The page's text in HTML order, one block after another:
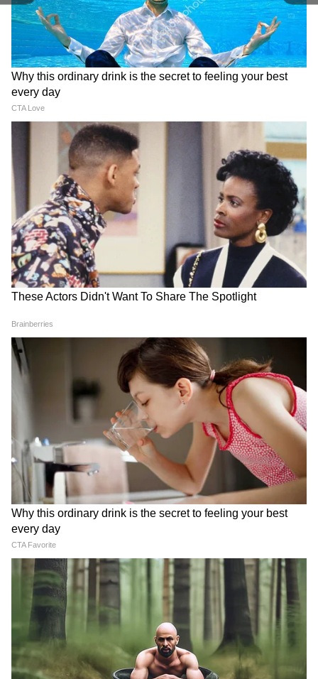
RECOMMENDED STORIES
Teej Mahotsav 2026: CM रेखा
गुप्ता संग तीज के रंग में रंगा दिल्ली
हाट
Dharmendra Pradhan: NEET
विवाद पर इस्तीफ़ा देने को तैयार था,
बोले- 'Gen Z को गुमराह करने की
Kanwar Yatra 2026: दिल्ली में
120 डेसिबल पर गूंज रहे कांवड़ियों
के DJ, नियम-कानून 'म्यूट' पर?
Weather Forecast 9 August
2026: दिल्ली-NCR समेत 7 राज्यों
में बदलेगा मौसम, बारिश-आंधी और
बिजली गिरने का अलर्ट
IIT Delhi में PM Modi के कार्यक्रम पर भड़क
गए Owaisi, 'सिर झुकाने' पर उठाए सवाल
Gwalior में बहनों की हिम्मत के आगे पस्त हुआ
Snatcher, हर लड़की में होनी चाहिए ऐसी
हिम्मत!